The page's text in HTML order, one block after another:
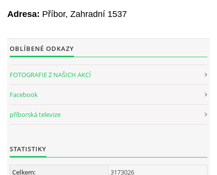
Adresa: Příbor, Zahradní 1537
OBLÍBENÉ ODKAZY
FOTOGRAFIE Z NAŠICH AKCÍ
Facebook
příborská televize
STATISTIKY
Celkem: 3173026